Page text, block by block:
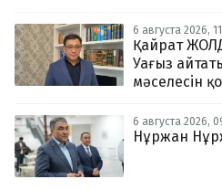
6 августа 2026,
Қайрат
Уағыз
мәселесін
6 августа 2026,
Нұржан